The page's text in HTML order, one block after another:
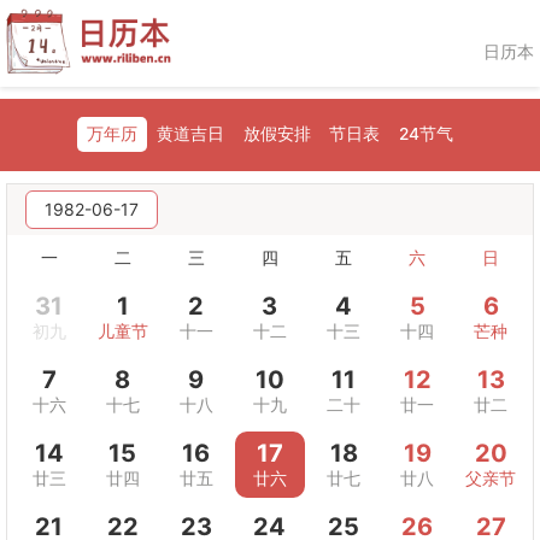
日历本
万年历 黄道吉日 放假安排 节日表 24节气
1982-06-17
一 二 三 四 五 六 日
31
初九
1
儿童节
2
十一
3
十二
4
十三
5
十四
6
芒种
7
十六
8
十七
9
十八
10
十九
11
二十
12
廿一
13
廿二
14
廿三
15
廿四
16
廿五
17
廿六
18
廿七
19
廿八
20
父亲节
21 22 23 24 25 26 27